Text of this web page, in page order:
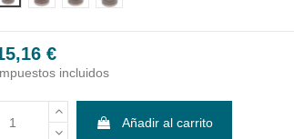
€
incluidos
Añadir al carrito